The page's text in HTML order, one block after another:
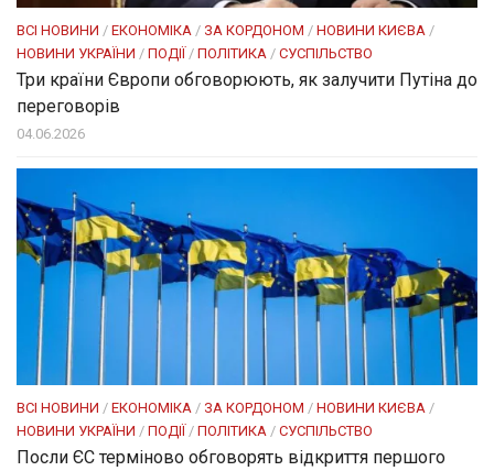
ВСІ НОВИНИ / ЕКОНОМІКА / ЗА КОРДОНОМ / НОВИНИ КИЄВА /
НОВИНИ УКРАЇНИ / ПОДІЇ / ПОЛІТИКА / СУСПІЛЬСТВО
Три країни Європи обговорюють, як залучити Путіна до
переговорів
04.06.2026
ВСІ НОВИНИ / ЕКОНОМІКА / ЗА КОРДОНОМ / НОВИНИ КИЄВА /
НОВИНИ УКРАЇНИ / ПОДІЇ / ПОЛІТИКА / СУСПІЛЬСТВО
Посли ЄC терміново обговорять відкриття першого